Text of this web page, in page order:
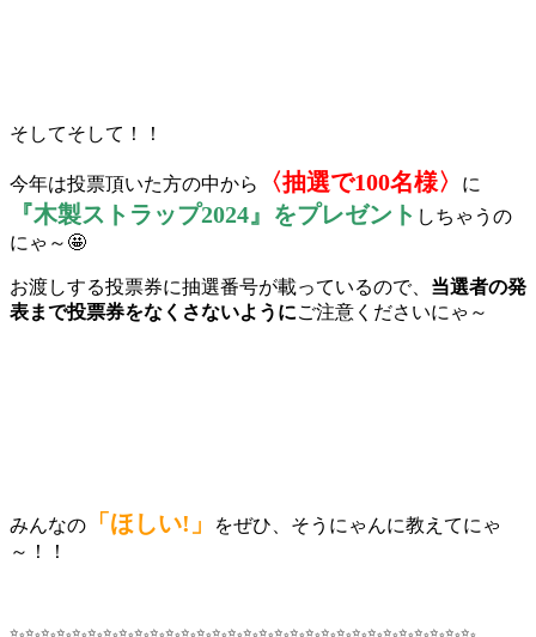
そしてそして！！
今年は投票頂いた方の中から 〈抽選で100名様〉 に
『木製ストラップ2024』をプレゼント しちゃうの
にゃ～🤩
お渡しする投票券に抽選番号が載っているので、 当選者の発
表まで投票券をなくさないようにご注意くださいにゃ～
みんなの 「ほしい!」
をぜひ、そうにゃんに教えてにゃ
～！！